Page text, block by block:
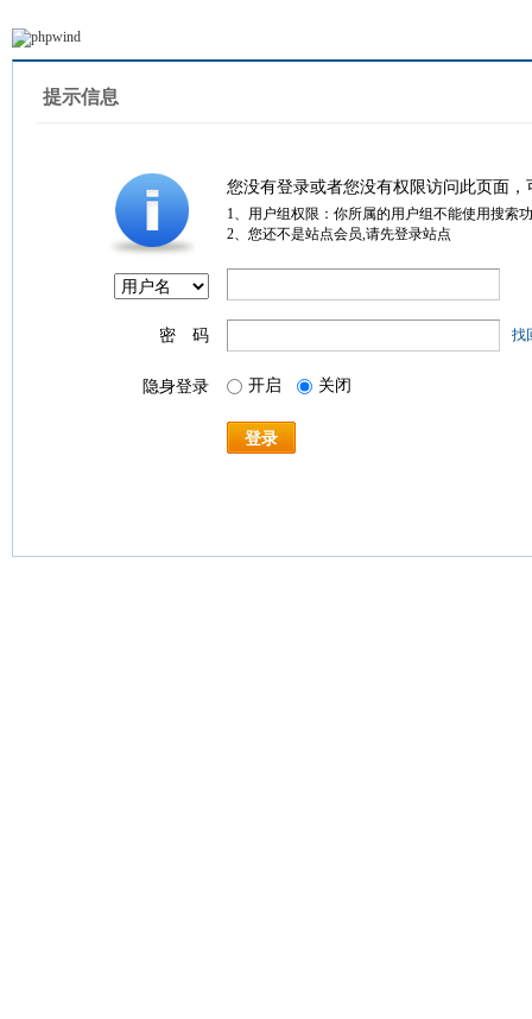
提示信息
您没有登录或者您没有权限访问此页面
1、用户组权限：你所属的用户组不能使用搜索
2、您还不是站点会员,请先登录站点
密 码 找
隐身登录 开启 关闭
登录